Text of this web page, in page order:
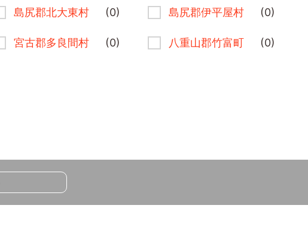
島尻郡北大東村 (0) 島尻郡伊平屋村 (0)
宮古郡多良間村 (0) 八重山郡竹富町 (0)